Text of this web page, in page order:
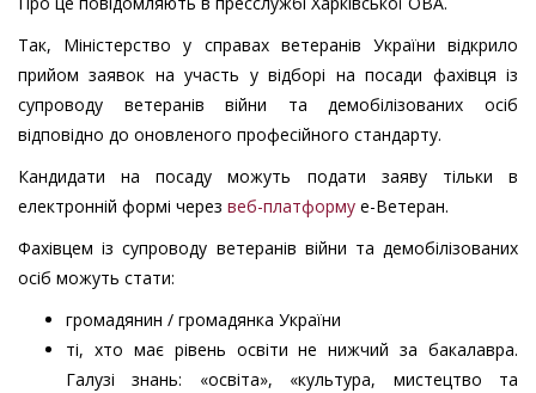
Так, Міністерство у справах ветеранів України відкрило
прийом заявок на участь у відборі на посади фахівця із
супроводу ветеранів війни та демобілізованих осіб
відповідно до оновленого професійного стандарту.
Кандидати на посаду можуть подати заяву тільки в
електронній формі через веб-платформу е-Ветеран.
Фахівцем із супроводу ветеранів війни та демобілізованих
осіб можуть стати:
громадянин / громадянка України
ті, хто має рівень освіти не нижчий за бакалавра.
Галузі знань: «освіта», «культура, мистецтво та